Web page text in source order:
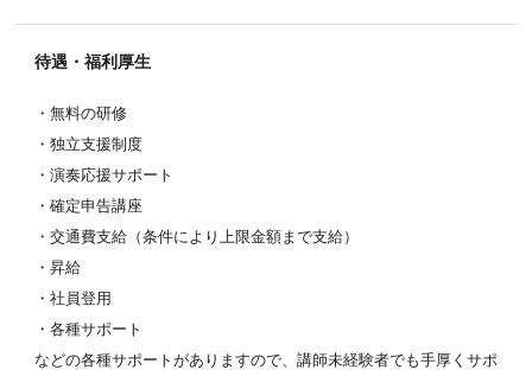
待遇・福利厚生
・無料の研修
・独立支援制度
・演奏応援サポート
・確定申告講座
・交通費支給（条件により上限金額まで支給）
・昇給
・社員登用
・各種サポート
などの各種サポートがありますので、講師未経験者でも手厚くサポ